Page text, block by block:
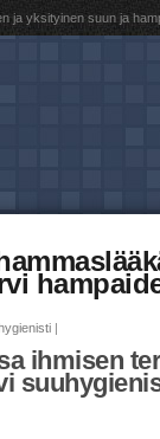
ja yksityinen suun ja
|
ihmisen